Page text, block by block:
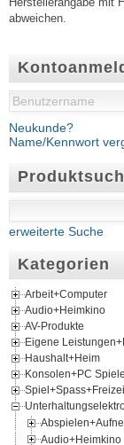
Neukunde?
Name/Kennwort
erweiterte Suche
Kategorien
Arbeit+Computer
Audio+Heimkino
AV-Produkte
Eigene
Haushalt+Heim
Konsolen+PC
Audio+Heimkino
abweichen.